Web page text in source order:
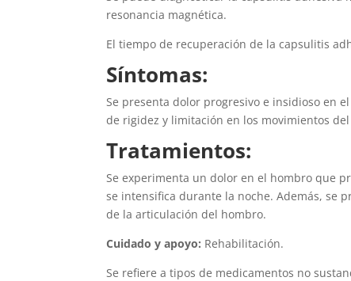
resonancia magnética.
El tiempo de recuperación de la capsulitis
Síntomas:
Se presenta dolor progresivo e insidioso en
de rigidez y limitación en los movimientos
Tratamientos:
Se experimenta un dolor en el hombro que
se intensifica durante la noche. Además, se
de la articulación del hombro.
Cuidado y apoyo: Rehabilitación.
Se refiere a tipos de medicamentos no